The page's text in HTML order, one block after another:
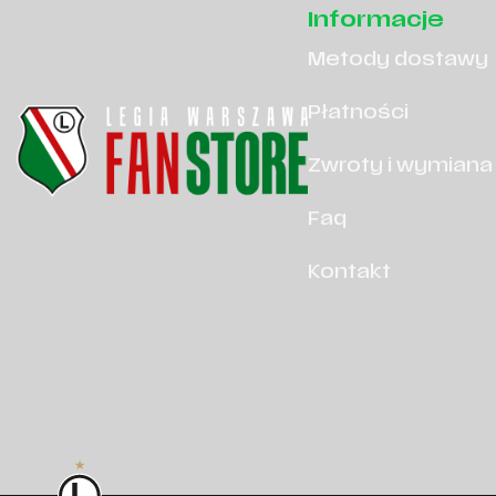
Informacje
Metody dostawy
Płatności
Zwroty i
Faq
Kontakt